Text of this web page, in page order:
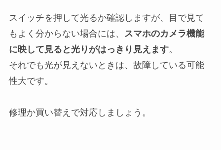
スイッチを押して光るか確認しますが、目で見て
もよく分からない場合には、 スマホのカメラ機能
に映して見ると光りがはっきり見えます。
それでも光が見えないときは、故障している可能
性大です。
修理か買い替えで対応しましょう。